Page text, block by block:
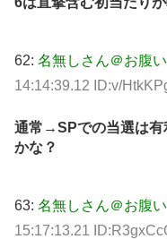
62: 名無しさん＠お腹い
14:14:39.12 ID:v/
通常→SPでの当選は有
かな？
63: 名無しさん＠お腹い
15:17:13.21